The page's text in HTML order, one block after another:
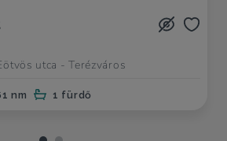
utca - Terézváros
nm 1 fürdő